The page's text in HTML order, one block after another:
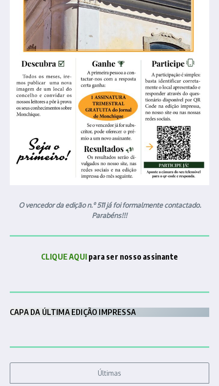
O vencedor da edição n.º 511 já foi formalmente contactado.
Parabéns!!!
CLIQUE AQUI para ser nosso assinante
CAPA DA ÚLTIMA EDIÇÃO IMPRESSA
Últimas